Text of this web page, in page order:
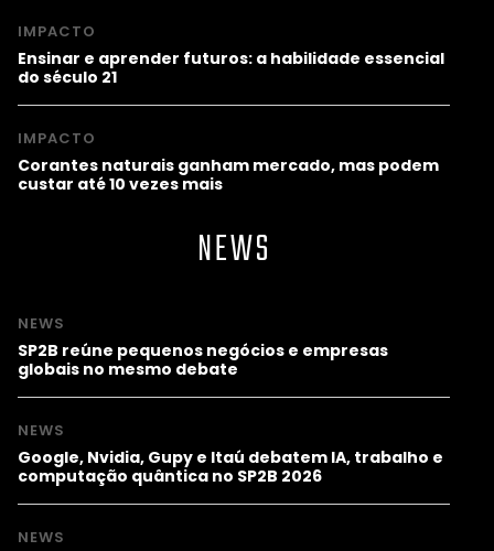
IMPACTO
Ensinar e aprender futuros: a habilidade essencial
do século 21
IMPACTO
Corantes naturais ganham mercado, mas podem
custar até 10 vezes mais
NEWS
NEWS
SP2B reúne pequenos negócios e empresas
globais no mesmo debate
NEWS
Google, Nvidia, Gupy e Itaú debatem IA, trabalho e
computação quântica no SP2B 2026
NEWS